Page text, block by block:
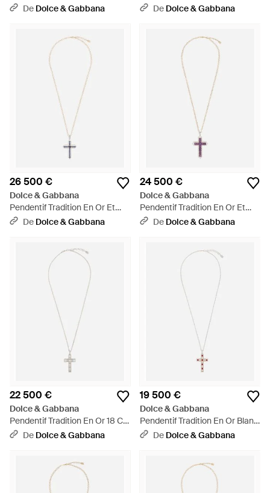
Et Jaune 18 Ct Avec
De Dolce & Gabbana
Blanc 18 Ct Avec Saphirs
De Dolce & Gabbana
26 500 €
Dolce & Gabbana
Pendentif Tradition En Or Et
Blanc 18 Ct Avec Saphirs Bleus
De Dolce & Gabbana
24 500 €
Dolce & Gabbana
Pendentif Tradition En Or Et
Blanc 18 Ct Avec Améthystes
De Dolce & Gabbana
22 500 €
Dolce & Gabbana
Pendentif Tradition En Or 18 Ct
Avec Diamants - Blanc
De Dolce & Gabbana
19 500 €
Dolce & Gabbana
Pendentif Tradition En Or Blanc
18 Ct Avec Rubis Et Diamants -
De Dolce & Gabbana